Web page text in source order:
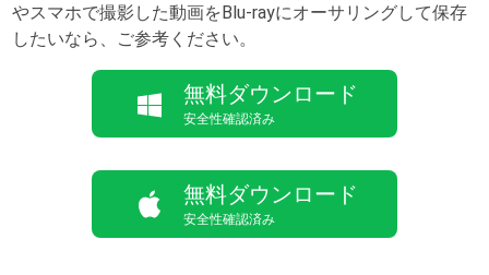
やスマホで撮影した動画をBlu-rayにオーサリングして保存
したいなら、ご参考ください。
無料ダウンロード
安全性確認済み
無料ダウンロード
安全性確認済み